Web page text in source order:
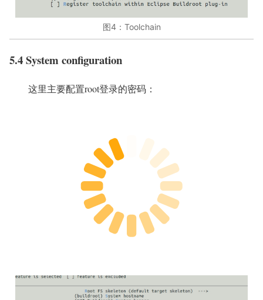
图4：Toolchain
5.4 System configuration
这里主要配置root登录的密码：